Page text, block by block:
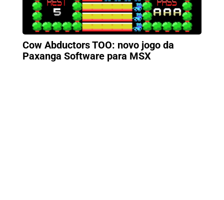
Cow Abductors TOO: novo jogo da
Paxanga Software para MSX